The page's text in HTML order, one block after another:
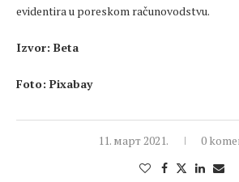
evidentira u poreskom računovodstvu.
Izvor: Beta
Foto: Pixabay
11. март 2021. 0